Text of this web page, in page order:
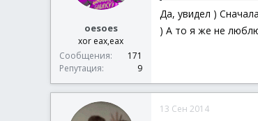
oesoes
xor eax,eax
Сообщения
171
Репутация
9
Да, увидел )
) А то я же не
13 Сен 2014